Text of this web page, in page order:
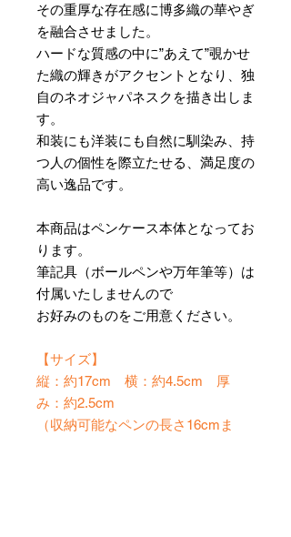
その重厚な存在感に博多織の華やぎ
を融合させました。
ハードな質感の中に”あえて”覗かせ
た織の輝きがアクセントとなり、独
自のネオジャパネスクを描き出しま
す。
和装にも洋装にも自然に馴染み、持
つ人の個性を際立たせる、満足度の
高い逸品です。
本商品はペンケース本体となってお
ります。
筆記具（ボールペンや万年筆等）は
付属いたしませんので
お好みのものをご用意ください。
【サイズ】
縦：約17cm 横：約4.5cm 厚
み：約2.5cm
（収納可能なペンの長さ16cmま